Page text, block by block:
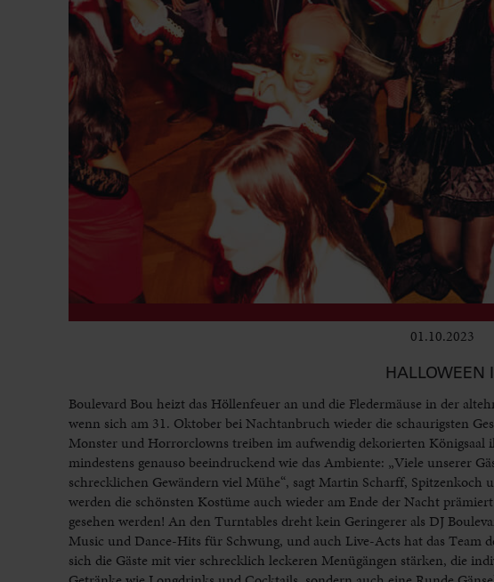
01.10.2023
HALLOWEEN
Boulevard Bou heizt das Höllenfeuer an und die Fledermäuse in der
wenn sich am 31. Oktober bei Nachtanbruch wieder die schaurigsten
Monster und Horrorclowns treiben im aufwendig dekorierten
mindestens genauso beeindruckend wie das Ambiente: „Viele unserer
schrecklichen Gewändern viel Mühe“, sagt Martin Scharff, Spitzenkoch
werden die schönsten Kostüme auch wieder am Ende der Nacht
gesehen werden! An den Turntables dreht kein Geringerer als DJ
Music und Dance-Hits für Schwung, und auch Live-Acts hat das Team
sich die Gäste mit vier schrecklich leckeren Menügängen stärken, die